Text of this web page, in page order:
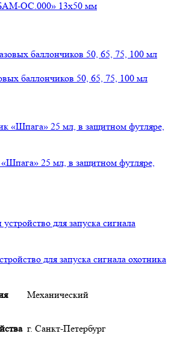
ОС.000» 13х50 мм
баллончиков 50, 65, 75, 100 мл
25 мл, в защитном футляре,
для запуска сигнала охотника
Механический
г. Санкт-Петербург